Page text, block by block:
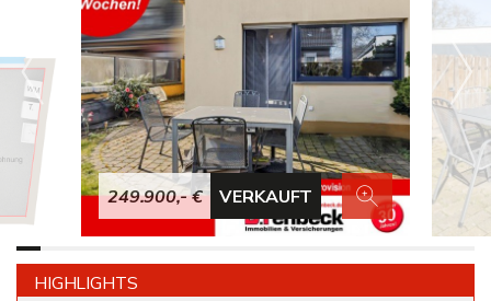
249.900,- € VERKAUFT
HIGHLIGHTS